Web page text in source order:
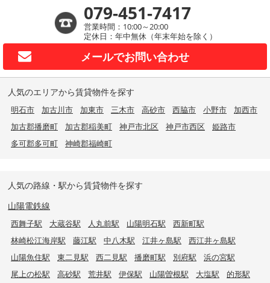
079-451-7417
営業時間：10:00～20:00
定休日：年中無休（年末年始を除く）
メールでお問い合わせ
人気のエリアから賃貸物件を探す
明石市 加古川市 加東市 三木市 高砂市 西脇市 小野市
加西市
加古郡播磨町
加古郡稲美町 神戸市北区 神戸市西区
姫路市
多可郡多可町
神崎郡福崎町
人気の路線・駅から賃貸物件を探す
山陽電鉄線
西舞子駅 大蔵谷駅 人丸前駅 山陽明石駅
西新町駅
林崎松江海岸駅
藤江駅 中八木駅 江井ヶ島駅
西江井ヶ島駅
山陽魚住駅
東二見駅 西二見駅 播磨町駅 別府駅
浜の宮駅
尾上の松駅
高砂駅 荒井駅 伊保駅 山陽曽根駅 大塩駅
的形駅